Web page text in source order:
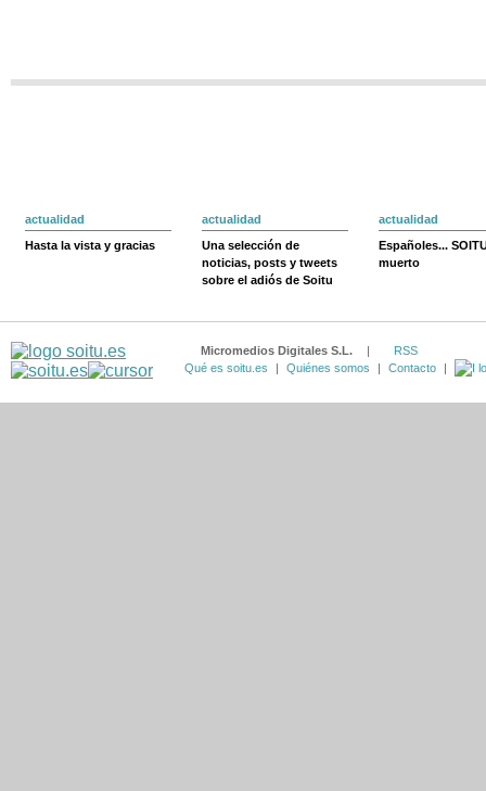
actualidad
Hasta la vista y gracias
actualidad
Una selección de
noticias, posts y tweets
sobre el adiós de Soitu
actualidad
Españoles...
muerto
Micromedios Digitales S.L. |
RSS
Qué es soitu.es
| Quiénes somos | Contacto |